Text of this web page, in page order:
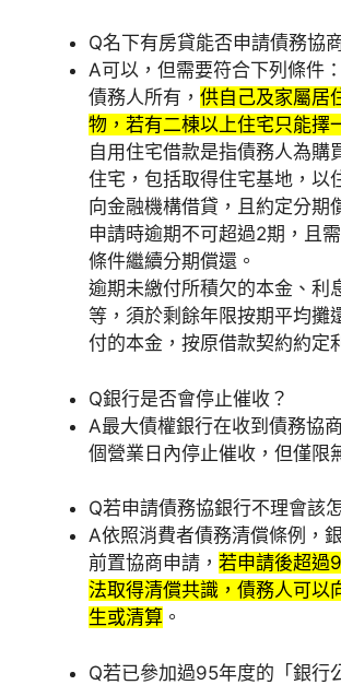
Q名下有房貸能否申請債務協
A可以，但需要符合下列條件
債務人所有， 供自己及家屬居
物，若有二棟以上住宅只能擇
自用住宅借款是指債務人為購
住宅，包括取得住宅基地，以
向金融機構借貸，且約定分期
申請時逾期不可超過2期，且
條件繼續分期償還。
逾期未繳付所積欠的本金、利
等，須於剩餘年限按期平均攤
付的本金，按原借款契約約定
Q銀行是否會停止催收？
A最大債權銀行在收到債務協
個營業日內停止催收，但僅限
Q若申請債務協銀行不理會該
A依照消費者債務清償條例，
前置協商申請， 若申請後超過
法取得清償共識，債務人可以
生或清算 。
Q若已參加過95年度的「銀行